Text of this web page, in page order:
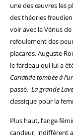
une des œuvres les
des théories
voir avec la Vénus
refoulement des
placards. Auguste
le fardeau qui lui a
Cariatide tombée à
passé. La grande
classique pour la
Plus haut, l’ange
candeur, indifférent